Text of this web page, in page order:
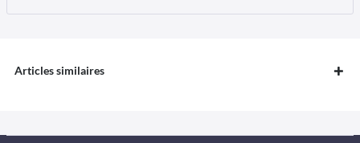
Articles similaires